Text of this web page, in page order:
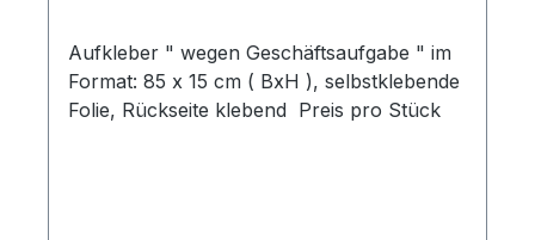
Aufkleber " wegen Geschäftsaufgabe " im
Format: 85 x 15 cm ( BxH ), selbstklebende
Folie, Rückseite klebend Preis pro Stück